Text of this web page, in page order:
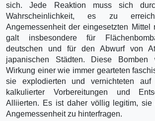
sich. Jede Reaktion muss sich
Wahrscheinlichkeit, es zu
Angemessenheit der eingesetzten Mittel
galt insbesondere für
deutschen und für den Abwurf von
japanischen Städten. Diese
Wirkung einer wie immer gearteten
sie explodierten und vernichteten auf
kalkulierter Vorbereitungen und
Alliierten. Es ist daher völlig legitim, sie
Angemessenheit zu hinterfragen.